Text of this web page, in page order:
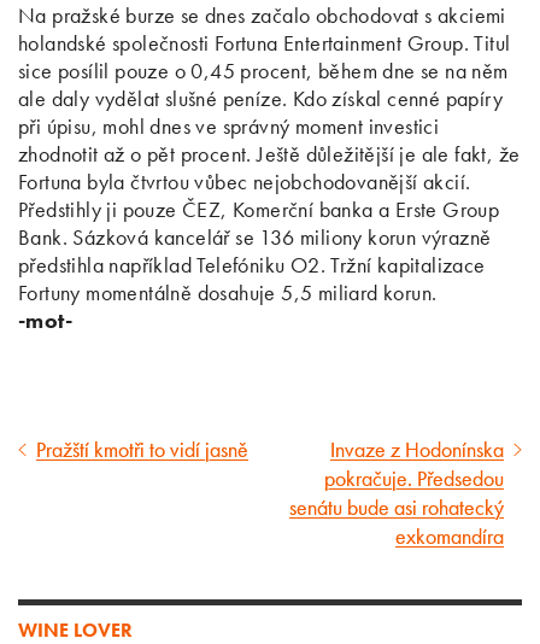
Na pražské burze se dnes začalo obchodovat s akciemi
holandské společnosti Fortuna Entertainment Group. Titul
sice posílil pouze o 0,45 procent, během dne se na něm
ale daly vydělat slušné peníze. Kdo získal cenné papíry
při úpisu, mohl dnes ve správný moment investici
zhodnotit až o pět procent. Ještě důležitější je ale fakt, že
Fortuna byla čtvrtou vůbec nejobchodovanější akcií.
Předstihly ji pouze ČEZ, Komerční banka a Erste Group
Bank. Sázková kancelář se 136 miliony korun výrazně
předstihla například Telefóniku O2. Tržní kapitalizace
Fortuny momentálně dosahuje 5,5 miliard korun.
-mot-
Předcházející
Pražští kmotři to vidí jasně
Následující
článek
Invaze z Hodonínska
pokračuje. Předsedou
senátu bude asi rohatecký
exkomandíra
WINE LOVER